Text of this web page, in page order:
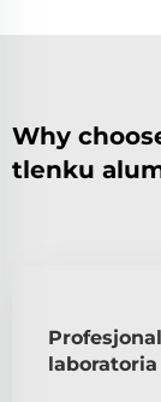
Why
tlenku
laboratoria